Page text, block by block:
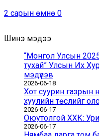
2 сарын өмнө 0
Шинэ мэдээ
“Монгол Улсын
тухай” Улсын Их
мэдүүлэв
2026-06-18
Хот суурин газрын
хуулийн төслийг
2026-06-17
Оюутолгой ХХК:
2026-06-17